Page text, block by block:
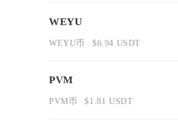
WEYU
WEYU币 $6.94 USDT
PVM
PVM币 $1.81 USDT